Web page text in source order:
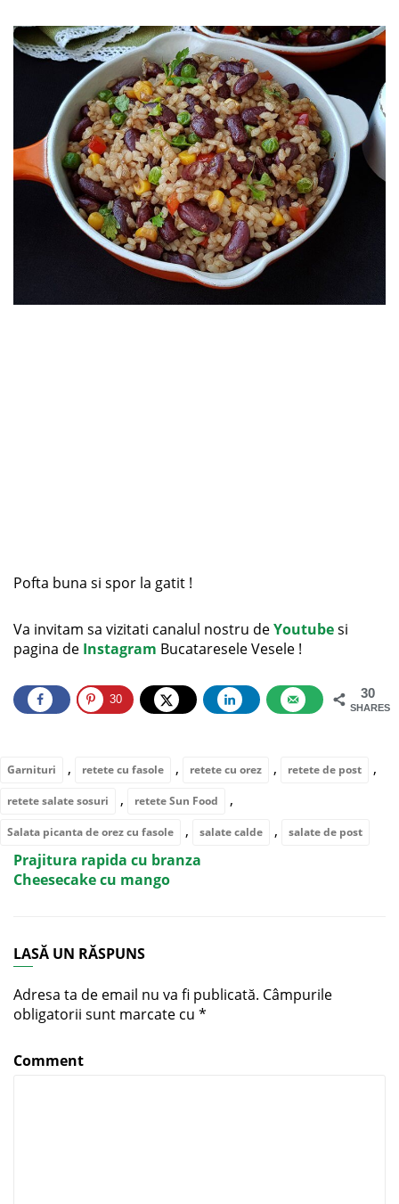
Pofta buna si spor la gatit !
Va invitam sa vizitati canalul nostru deYoutubesi
pagina de Instagram Bucataresele Vesele !
30
SHARES
30
Garnituri , retete cu fasole , retete cu orez , retete de post ,
retete salate sosuri , retete Sun Food ,
Salata picanta de orez cu fasole , salate calde , salate de post
Prajitura rapida cu branza
Cheesecake cu mango
LASĂ UN RĂSPUNS
Adresa ta de email nu va fi publicată. Câmpurile
obligatorii sunt marcate cu *
Comment